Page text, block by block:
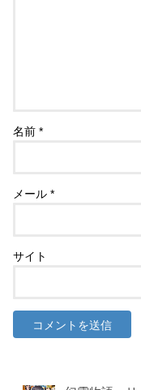
名前*
メール*
サイト